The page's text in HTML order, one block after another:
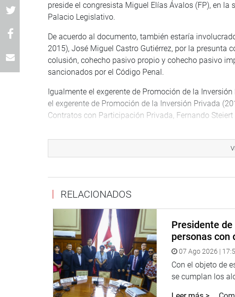
preside el congresista Miguel Elías Ávalos (FP), en
Palacio Legislativo.
De acuerdo al documento, también estaría
2015), José Miguel Castro Gutiérrez, por la
colusión, cohecho pasivo propio y cohecho pasivo
sancionados por el Código Penal.
Igualmente el exgerente de Promoción de la
el exgerente de Promoción de la Inversión Privada
Contratos con Participación Privada, Fernando Steiert
inmerso en la presunta comisión de los delitos
cohecho pasivo propio y cohecho pasivo Iimpropio.
También estarían involucrados Lucy Zegarra Flores,
Luccheti Rodríguez y Elizabeth Vilca Quispe.
La Comisión estableció que durante la ejecución
incrementaron las tarifas en los peajes, que de no
peajes sería de 4,40 y no 5,70 que es el cobro actual.
Determinó, asimismo, que bajo las condiciones
inicio de la explotación hasta marzo del 2019,
246.42 soles. La proyección de la recaudación anual
aproximadamente el 145% de los ingresos anuales
RELACIONADOS
Presidente
personas con
07 Ago 2026 |
Con el objeto de
se cumplan los